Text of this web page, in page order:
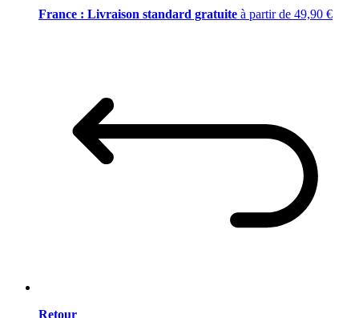
France : Livraison standard gratuite à partir de 49,90 €
Retour